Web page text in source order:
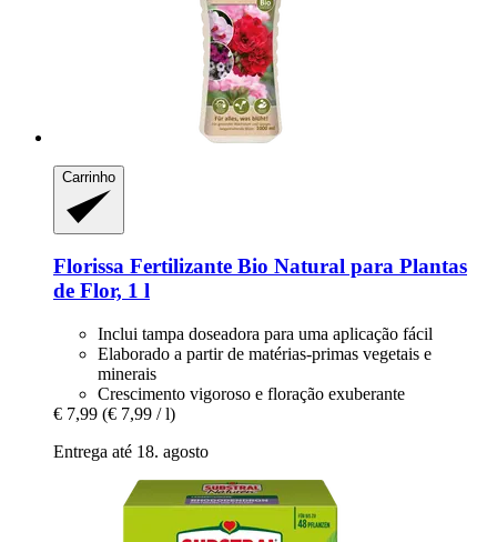
Carrinho
Florissa Fertilizante Bio Natural para Plantas
de Flor, 1 l
Inclui tampa doseadora para uma aplicação fácil
Elaborado a partir de matérias-primas vegetais e
minerais
Crescimento vigoroso e floração exuberante
€ 7,99 (€ 7,99 / l)
Entrega até 18. agosto